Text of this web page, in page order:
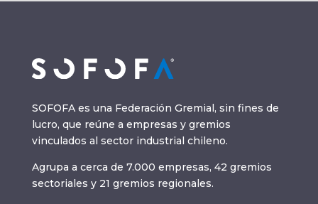
SOFOFA es una Federación Gremial, sin fines de
lucro, que reúne a empresas y gremios
vinculados al sector industrial chileno.
Agrupa a cerca de 7.000 empresas, 42 gremios
sectoriales y 21 gremios regionales.